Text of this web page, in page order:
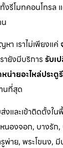
งรีโมทคอนโทรล
า เราไม่เพียงแค่
ายังมีบริการ รับเ
น่ายอะไหล่ประตู
นที่สุด
งและเข้าติดตั้งใน
นองจอก, บางรัก,
าย, พระโขนง, มี